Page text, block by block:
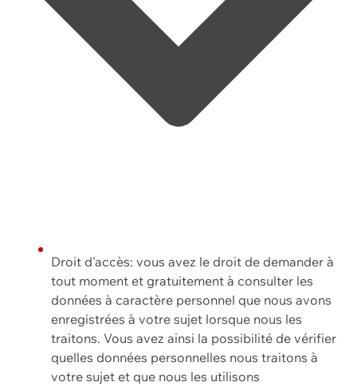
Droit d'accès: vous avez le droit de demander à
tout moment et gratuitement à consulter les
données à caractère personnel que nous avons
enregistrées à votre sujet lorsque nous les
traitons. Vous avez ainsi la possibilité de vérifier
quelles données personnelles nous traitons à
votre sujet et que nous les utilisons